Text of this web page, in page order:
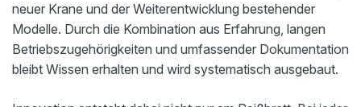
neuer Krane und der Weiterentwicklung bestehender
Modelle. Durch die Kombination aus Erfahrung, langen
Betriebszugehörigkeiten und umfassender Dokumentation
bleibt Wissen erhalten und wird systematisch ausgebaut.